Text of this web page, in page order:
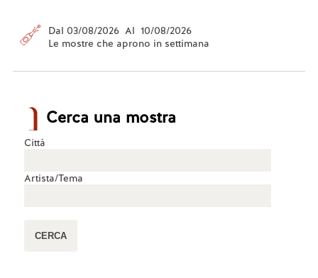
Dal 03/08/2026 Al 10/08/2026
Le mostre che aprono in settimana
Cerca una mostra
Città
Artista/Tema